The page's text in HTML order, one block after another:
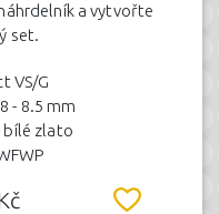
a vytvořte
set.
VS/G
- 8.5 mm
bílé zlato